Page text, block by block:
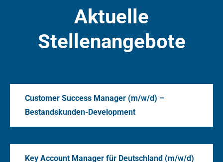
Aktuelle
Stellenangebote
Customer Success Manager (m/w/d) –
Bestandskunden-Development
Key Account Manager für Deutschland (m/w/d)